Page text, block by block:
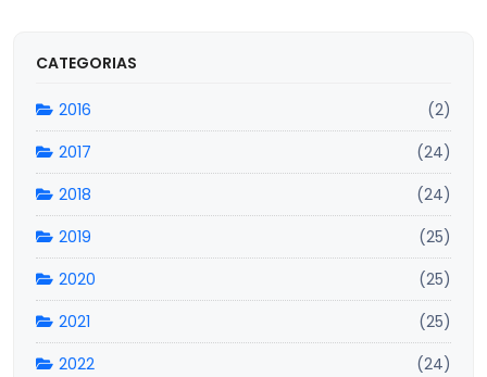
CATEGORIAS
2016
(2)
2017
(24)
2018
(24)
2019
(25)
2020
(25)
2021
(25)
2022
(24)